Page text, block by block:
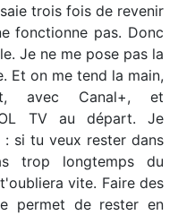
trois fois de revenir
fonctionne pas. Donc
Je ne me pose pas la
Et on me tend la main,
avec Canal+, et
TV au départ. Je
si tu veux rester dans
trop longtemps du
vite. Faire des
permet de rester en